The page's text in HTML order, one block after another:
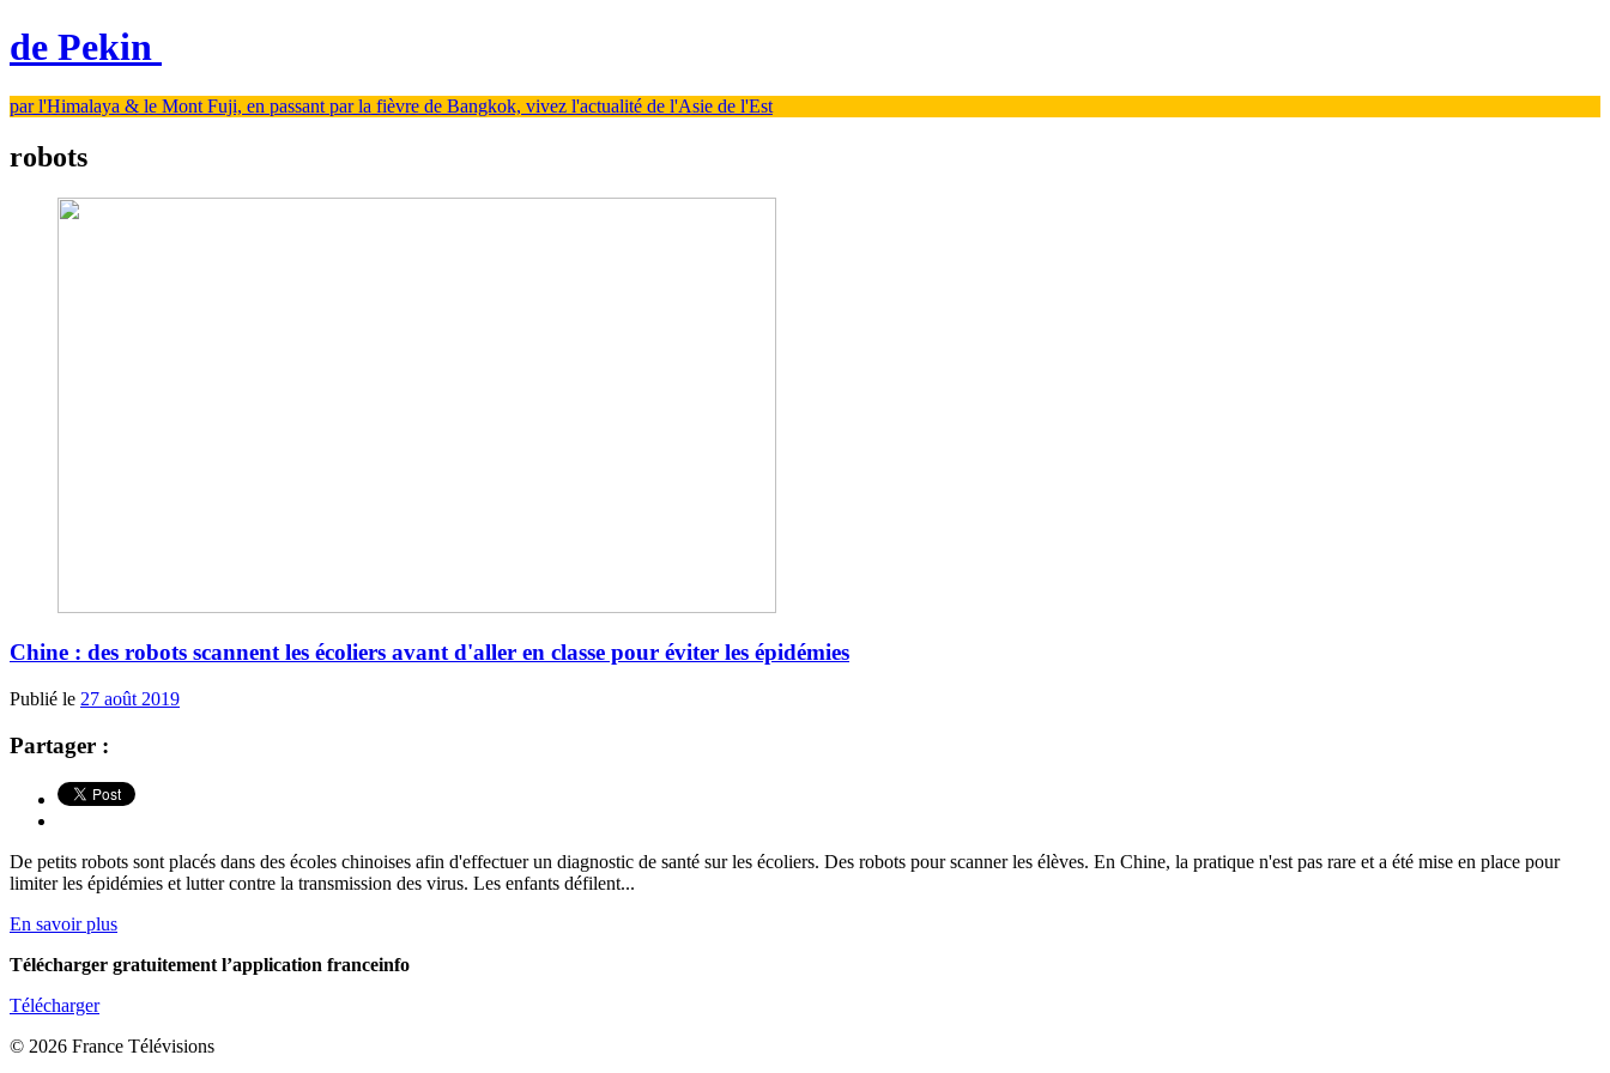
de Pekin
par l'Himalaya & le Mont Fuji, en passant par la fièvre de Bangkok, vivez l'actualité de l'Asie de l'Est
robots
Chine : des robots scannent les écoliers avant d'aller en classe pour éviter les épidémies
Publié le 27 août 2019
Partager :
De petits robots sont placés dans des écoles chinoises afin d'effectuer un diagnostic de santé sur les écoliers. Des robots pour scanner les élèves. En Chine, la pratique n'est pas rare et a été mise en place pour
limiter les épidémies et lutter contre la transmission des virus. Les enfants défilent...
En savoir plus
Télécharger gratuitement l’application franceinfo
Télécharger
© 2026 France Télévisions